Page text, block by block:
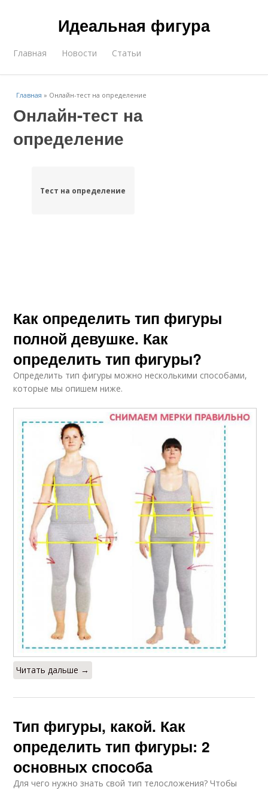
Идеальная фигура
Главная Новости Статьи
Главная » Онлайн-тест на определение
Онлайн-тест на
определение
Тест на определение
Как определить тип фигуры
полной девушке. Как
определить тип фигуры?
Определить тип фигуры можно несколькими способами,
которые мы опишем ниже.
Читать дальше →
Тип фигуры, какой. Как
определить тип фигуры: 2
основных способа
Для чего нужно знать свой тип телосложения? Чтобы